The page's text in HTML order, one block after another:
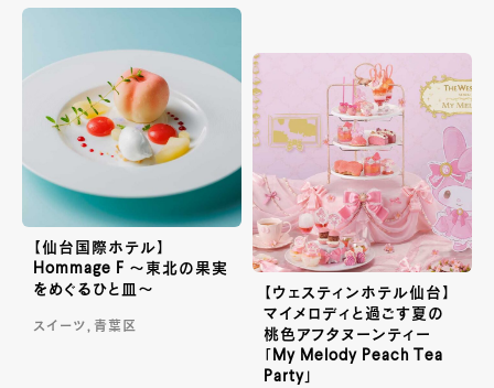
【仙台国際ホテル】
Hommage F ～東北の果実
をめぐるひと皿～
スイーツ, 青葉区
【ウェスティンホテル仙台】
マイメロディと過ごす夏の
桃色アフタヌーンティー
「My Melody Peach Tea
Party」